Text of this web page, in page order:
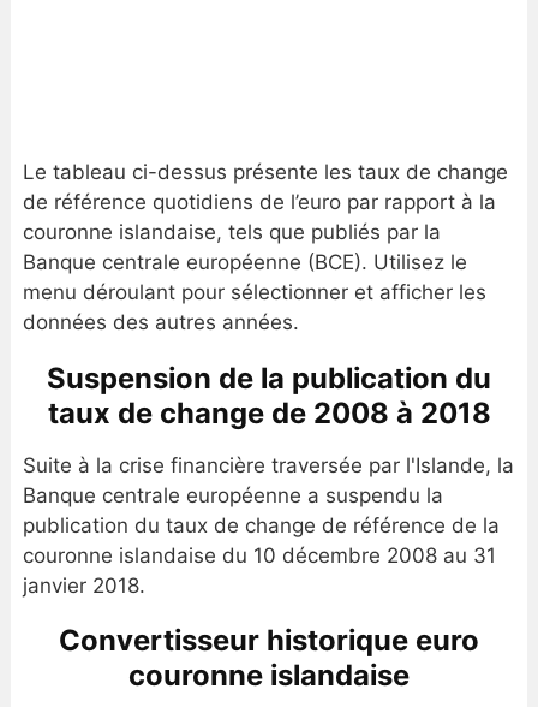
Le tableau ci-dessus présente les taux de change
de référence quotidiens de l’euro par rapport à la
couronne islandaise, tels que publiés par la
Banque centrale européenne (BCE). Utilisez le
menu déroulant pour sélectionner et afficher les
données des autres années.
Suspension de la publication du
taux de change de 2008 à 2018
Suite à la crise financière traversée par l'Islande, la
Banque centrale européenne a suspendu la
publication du taux de change de référence de la
couronne islandaise du 10 décembre 2008 au 31
janvier 2018.
Convertisseur historique euro
couronne islandaise